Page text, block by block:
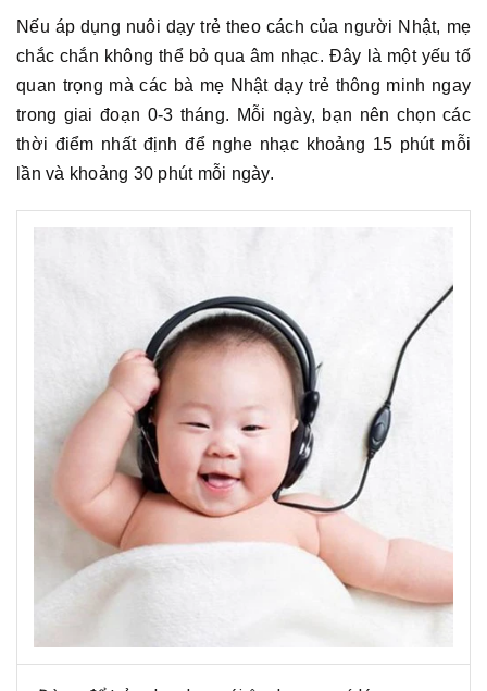
Nếu áp dụng nuôi dạy trẻ theo cách của người Nhật, mẹ
chắc chắn không thể bỏ qua âm nhạc. Đây là một yếu tố
quan trọng mà các bà mẹ Nhật dạy trẻ thông minh ngay
trong giai đoạn 0-3 tháng. Mỗi ngày, bạn nên chọn các
thời điểm nhất định để nghe nhạc khoảng 15 phút mỗi
lần và khoảng 30 phút mỗi ngày.